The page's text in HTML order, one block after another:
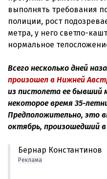
выполнять требования
полиции, рост
метра, у него светло-
нормальное
Всего несколько дней
произошел в Нижней
из пистолета ее бывший
некоторое время 35-
Предположительно, это
октябрь, произошедший
Бернар Константинов
Реклама